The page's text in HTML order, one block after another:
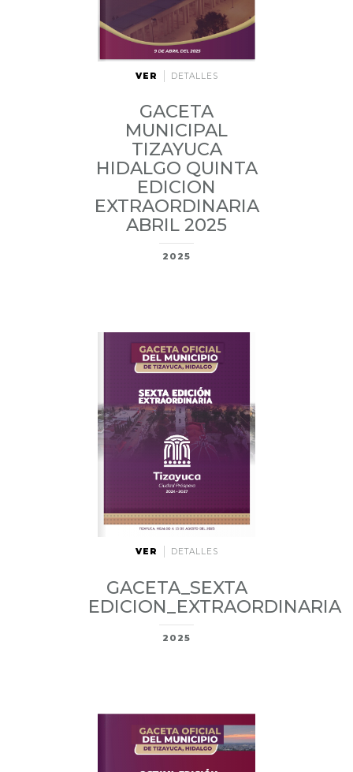
VER DETALLES
GACETA
MUNICIPAL
TIZAYUCA
HIDALGO QUINTA
EDICION
EXTRAORDINARIA
ABRIL 2025
2025
VER DETALLES
GACETA_SEXTA
EDICION_EXTRAORDINARIA
2025